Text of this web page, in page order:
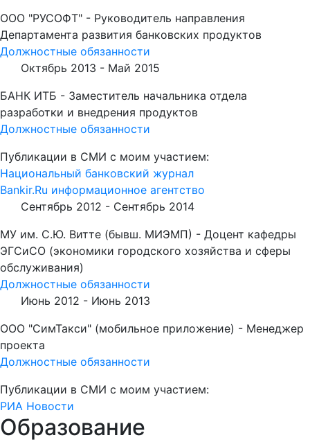
ООО "РУСОФТ" - Руководитель направления
Департамента развития банковских продуктов
Должностные обязанности
Октябрь 2013 - Май 2015
БАНК ИТБ - Заместитель начальника отдела
разработки и внедрения продуктов
Должностные обязанности
Публикации в СМИ с моим участием:
Национальный банковский журнал
Bankir.Ru информационное агентство
Сентябрь 2012 - Сентябрь 2014
МУ им. С.Ю. Витте (бывш. МИЭМП) - Доцент кафедры
ЭГСиСО (экономики городского хозяйства и сферы
обслуживания)
Должностные обязанности
Июнь 2012 - Июнь 2013
ООО "СимТакси" (мобильное приложение) - Менеджер
проекта
Должностные обязанности
Публикации в СМИ с моим участием:
РИА Новости
Образование